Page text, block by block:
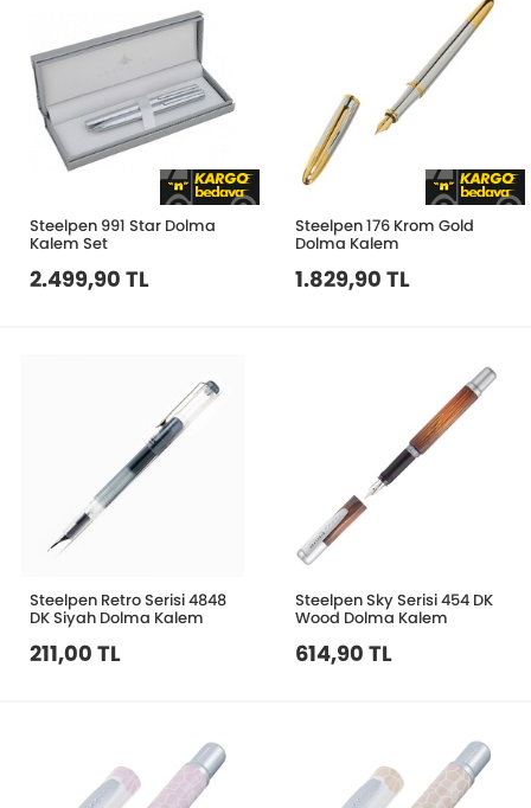
Steelpen 991 Star Dolma
Kalem Set
2.499,90 TL
Steelpen 176 Krom Gold
Dolma Kalem
1.829,90 TL
Steelpen Retro Serisi 4848
DK Siyah Dolma Kalem
211,00 TL
Steelpen Sky Serisi 454 DK
Wood Dolma Kalem
614,90 TL